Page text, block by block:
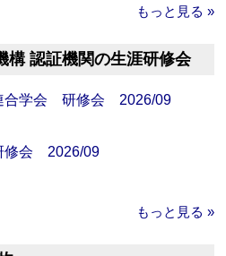
もっと見る »
構 認証機関の生涯研修会
合学会 研修会 2026/09
修会 2026/09
もっと見る »